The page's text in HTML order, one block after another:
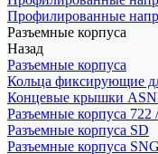
Профилированные
Разъемные корпуса
Назад
Разъемные корпуса
Кольца фиксирующие
Концевые крышки
Разъемные корпуса 722
Разъемные корпуса SD
Разъемные корпуса